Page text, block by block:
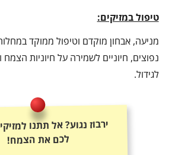
טיפול במזיקים:
מניעה, אבחון מוקדם וטיפול ממוקד
נפוצים, חיוניים לשמירה על חיוניות
לגידול.
ירבוז נגוע? אל תתנו
לכם את הצמח!